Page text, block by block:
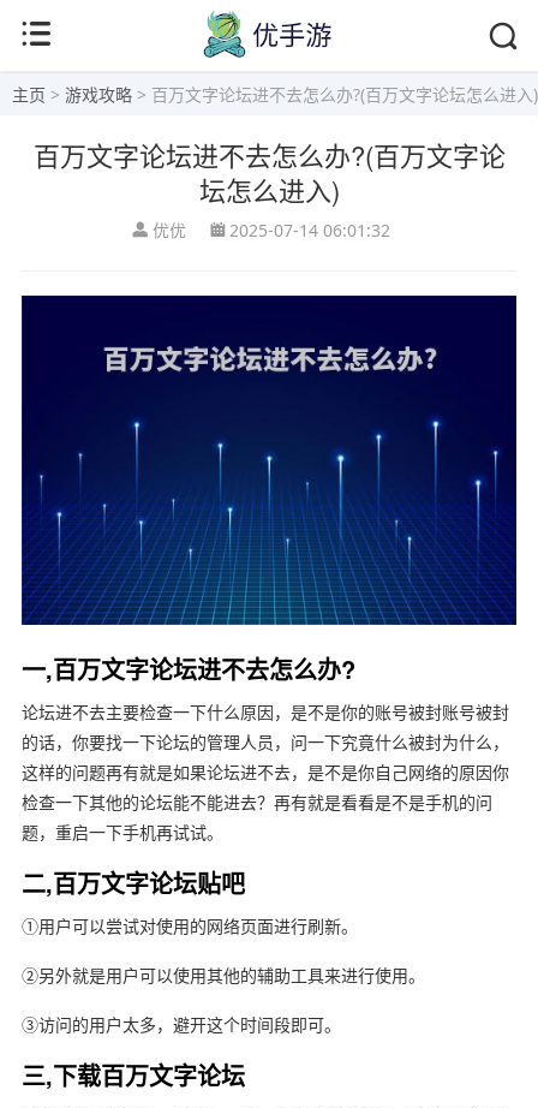
主页 > 游戏攻略 > 百万文字论坛进不去怎么办?(百万文字论坛怎么进入)
百万文字论坛进不去怎么办?(百万文字论
坛怎么进入)
优优 2025-07-14 06:01:32
一,百万文字论坛进不去怎么办?
论坛进不去主要检查一下什么原因，是不是你的账号被封账号被封
的话，你要找一下论坛的管理人员，问一下究竟什么被封为什么，
这样的问题再有就是如果论坛进不去，是不是你自己网络的原因你
检查一下其他的论坛能不能进去？再有就是看看是不是手机的问
题，重启一下手机再试试。
二,百万文字论坛贴吧
①用户可以尝试对使用的网络页面进行刷新。
②另外就是用户可以使用其他的辅助工具来进行使用。
③访问的用户太多，避开这个时间段即可。
三,下载百万文字论坛